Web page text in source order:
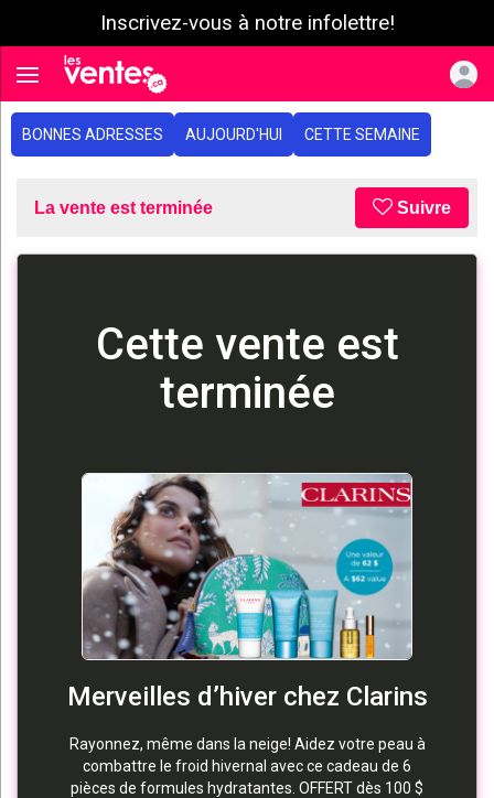
Inscrivez-vous à notre infolettre!
Toggle navigation
BONNES ADRESSES AUJOURD'HUI CETTE SEMAINE
La vente est terminée Suivre
Cette vente est
terminée
Merveilles d’hiver chez Clarins
Rayonnez, même dans la neige! Aidez votre peau à
combattre le froid hivernal avec ce cadeau de 6
pièces de formules hydratantes. OFFERT dès 100 $